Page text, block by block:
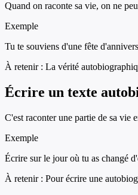
Quand on raconte sa vie, on ne
Exemple
Tu te souviens d'une fête
À retenir : La vérité
Écrire un texte
C'est raconter une partie de sa vie
Exemple
Écrire sur le jour où tu as changé
À retenir : Pour écrire une